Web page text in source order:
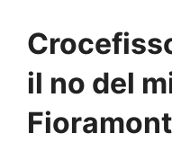
il no del